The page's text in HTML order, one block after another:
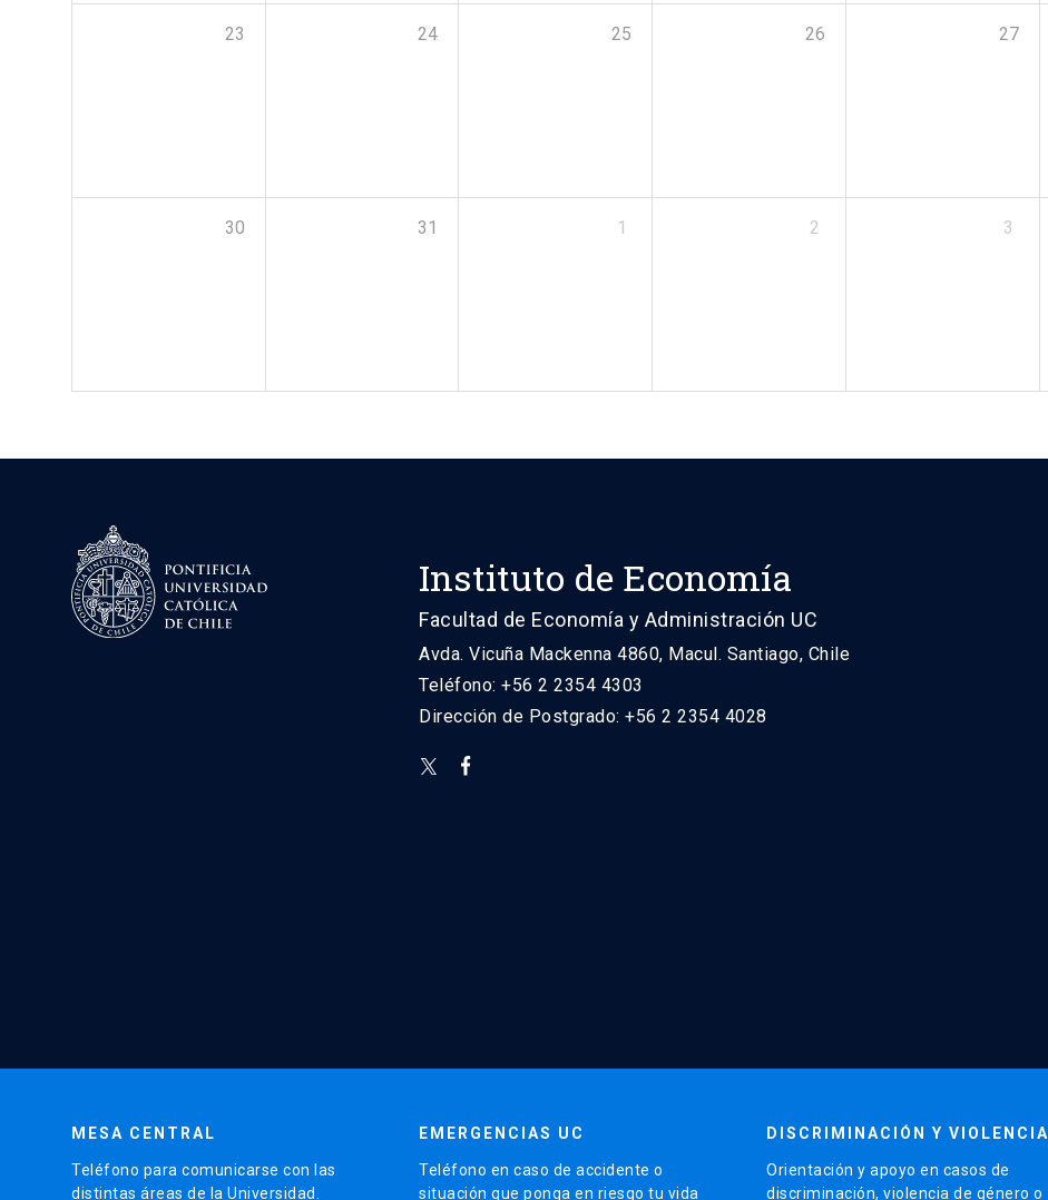
23 24 25 26 27
30 31 1 2 3
Instituto de Economía
Facultad de Economía y Administración UC
Avda. Vicuña Mackenna 4860, Macul. Santiago, Chile
Teléfono: +56 2 2354 4303
Dirección de Postgrado: +56 2 2354 4028
MESA CENTRAL
Teléfono para comunicarse con las
distintas áreas de la Universidad.
EMERGENCIAS UC
Teléfono en caso de accidente o
situación que ponga en riesgo tu vida
DISCRIMINACIÓN Y VIOLENCIA
Orientación y apoyo en casos de
discriminación, violencia de género o